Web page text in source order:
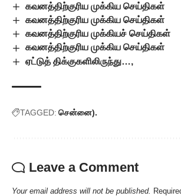
கவனத்திற்குரிய முக்கிய செய்திகள்
கவனத்திற்குரிய முக்கிய செய்திகள்
கவனத்திற்குரிய முக்கியச் செய்திகள்
கவனத்திற்குரிய முக்கிய செய்திகள்
ஏட்டுத் திக்குகளிலிருந்து…,
TAGGED: சென்னை).
Leave a Comment
Your email address will not be published.